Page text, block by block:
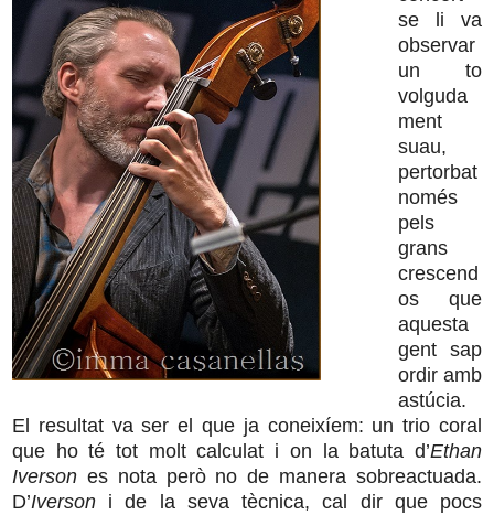
se li va
observar
un to
volguda
ment
suau,
pertorbat
només
pels
grans
crescend
os que
aquesta
gent sap
ordir amb
astúcia.
El resultat va ser el que ja coneixíem: un trio coral
que ho té tot molt calculat i on la batuta d’Ethan
Iverson es nota però no de manera sobreactuada.
D’Iverson i de la seva tècnica, cal dir que pocs